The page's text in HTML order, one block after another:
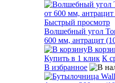
Быстрый просмотр
Волшебный угол
600 мм, антрацит
В
Купить в 1 клик К
В избранное